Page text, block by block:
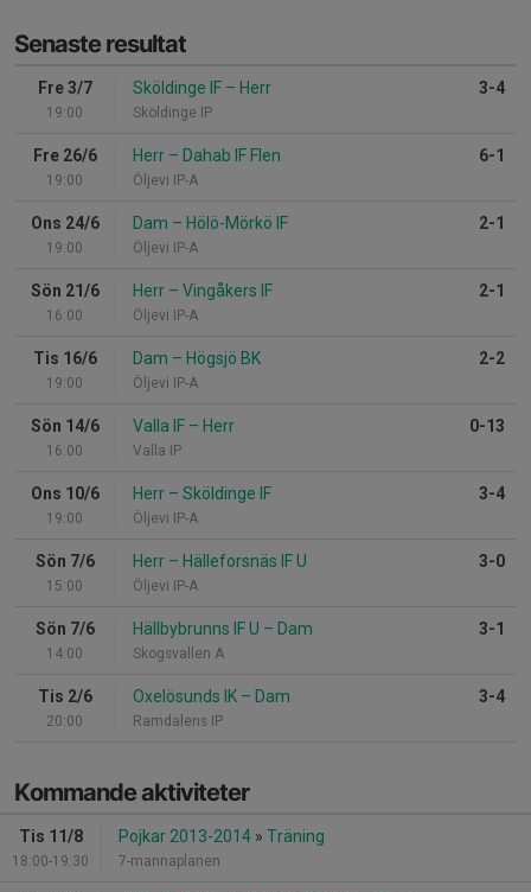
Senaste resultat
Fre 3/7
19:00
Sköldinge IF – Herr
Sköldinge IP
3-4
Fre 26/6
19:00
Herr – Dahab IF Flen
Öljevi IP-A
6-1
Ons 24/6
19:00
Dam – Hölö-Mörkö IF
Öljevi IP-A
2-1
Sön 21/6
16:00
Herr – Vingåkers IF
Öljevi IP-A
2-1
Tis 16/6
19:00
Dam – Högsjö BK
Öljevi IP-A
2-2
Sön 14/6
16:00
Valla IF – Herr
Valla IP
0-13
Ons 10/6
19:00
Herr – Sköldinge IF
Öljevi IP-A
3-4
Sön 7/6
15:00
Herr – Hälleforsnäs IF U
Öljevi IP-A
3-0
Sön 7/6
14:00
Hällbybrunns IF U – Dam
Skogsvallen A
3-1
Tis 2/6
20:00
Oxelösunds IK – Dam
Ramdalens IP
3-4
Kommande aktiviteter
Tis 11/8
18:00-19:30
Pojkar 2013-2014 » Träning
7-mannaplanen